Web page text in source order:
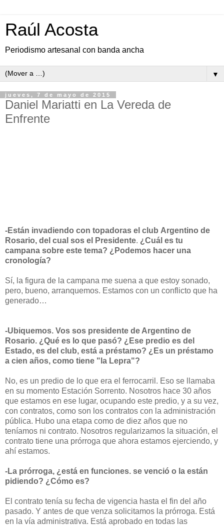
Raúl Acosta
Periodismo artesanal con banda ancha
▼
jueves, 7 de mayo de 2015
Daniel Mariatti en La Vereda de
Enfrente
-Están invadiendo con topadoras el club Argentino de
Rosario, del cual sos el Presidente. ¿Cuál es tu
campana sobre este tema? ¿Podemos hacer una
cronología?
Sí, la figura de la campana me suena a que estoy sonado,
pero, bueno, arranquemos. Estamos con un conflicto que ha
generado…
-Ubiquemos. Vos sos presidente de Argentino de
Rosario. ¿Qué es lo que pasó? ¿Ese predio es del
Estado, es del club, está a préstamo? ¿Es un préstamo
a cien años, como tiene "la Lepra"?
No, es un predio de lo que era el ferrocarril. Eso se llamaba
en su momento Estación Sorrento. Nosotros hace 30 años
que estamos en ese lugar, ocupando este predio, y a su vez,
con contratos, como son los contratos con la administración
pública. Hubo una etapa como de diez años que no
teníamos ni contrato. Nosotros regularizamos la situación, el
contrato tiene una prórroga que ahora estamos ejerciendo, y
ahí estamos.
-La prórroga, ¿está en funciones. se venció o la están
pidiendo? ¿Cómo es?
El contrato tenía su fecha de vigencia hasta el fin del año
pasado. Y antes de que venza solicitamos la prórroga. Está
en la vía administrativa. Está aprobado en todas las